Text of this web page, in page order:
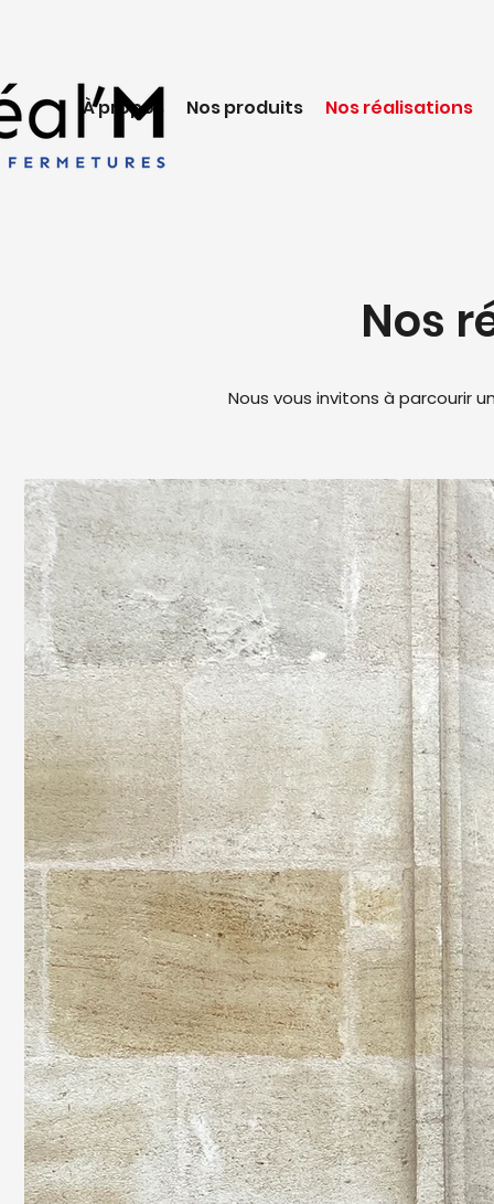
À propos Nos produits Nos réalisations
Nos
Nous vous invitons à parcourir